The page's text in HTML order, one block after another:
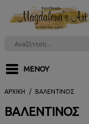
ΜΕΝΟΎ
ΑΡΧΙΚΉ ΒΑΛΕΝΤΊΝΟΣ
ΒΑΛΕΝΤΊΝΟΣ